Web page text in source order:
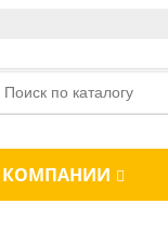
КОМПАНИИ